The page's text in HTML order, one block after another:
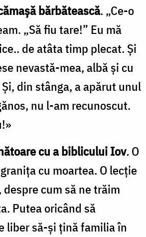
bărbătească. „Ce-o
„Să fiu tare!” Eu mă
de atâta timp plecat. Şi
nevastă-mea, albă şi cu
din stânga, a apărut unul
nu l-am recunoscut.
cu a biblicului Iov.O
cu moartea. O lecție
cum să ne trăim
Putea oricând să
liber să-și țină familia în